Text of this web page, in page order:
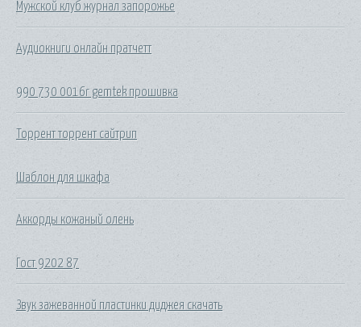
Мужской клуб журнал запорожье
Аудиокниги онлайн пратчетт
990 730 0016r gemtek прошивка
Торрент торрент сайтрип
Шаблон для шкафа
Аккорды кожаный олень
Гост 9202 87
Звук зажеванной пластинки диджея скачать